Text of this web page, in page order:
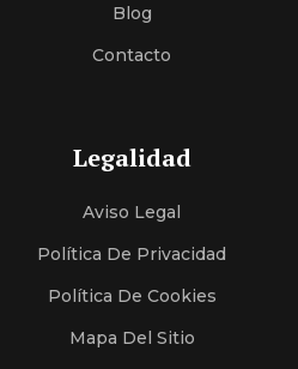
Blog
Contacto
Legalidad
Aviso Legal
Política De Privacidad
Política De Cookies
Mapa Del Sitio